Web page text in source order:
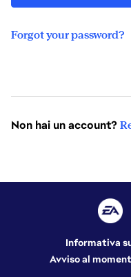
Forgot your password?
Non hai un account?
Informativa
Avviso al